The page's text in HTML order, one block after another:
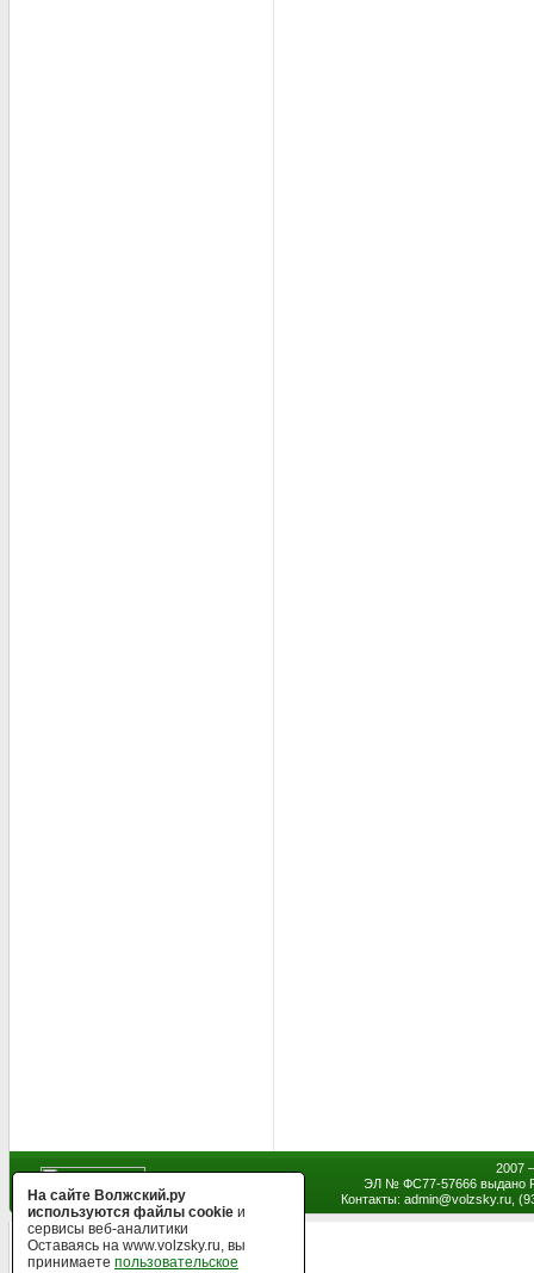
2007
ЭЛ № ФС77-57666 выдано
Контакты: admin@volzsky.ru,
На сайте Волжский.ру
используются файлы cookie и
сервисы веб-аналитики
Оставаясь на www.volzsky.ru, вы
принимаете пользовательское